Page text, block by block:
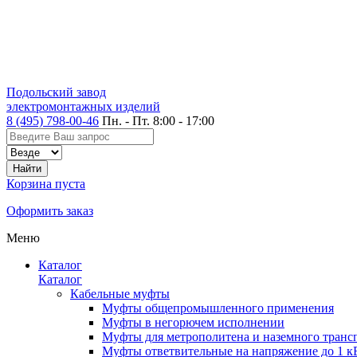
Подольский завод
электромонтажных изделий
8 (495) 798-00-46 Пн. - Пт. 8:00 - 17:00
Корзина пуста
Оформить заказ
Меню
Каталог
Каталог
Кабельные муфты
Муфты общепромышленного применения
Муфты в негорючем исполнении
Муфты для метрополитена и наземного
Муфты ответвительные на напряжение до 1